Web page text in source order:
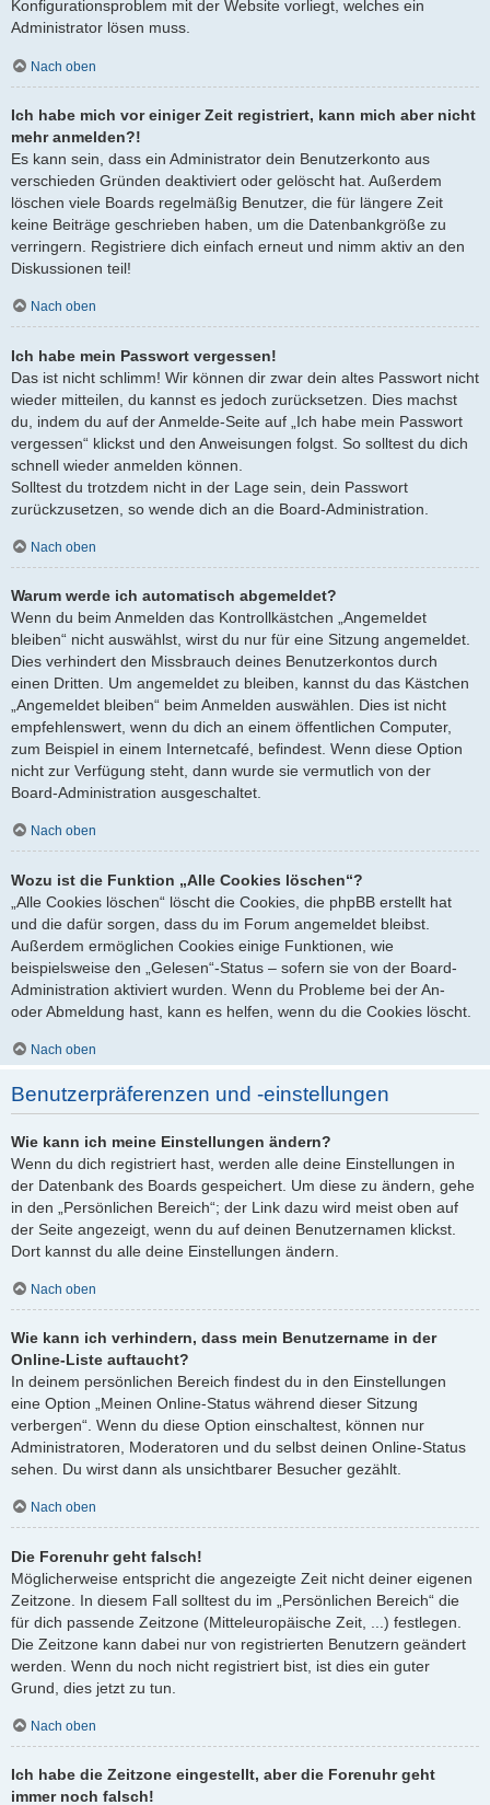
Konfigurationsproblem mit der Website vorliegt, welches ein
Administrator lösen muss.
Nach oben
Ich habe mich vor einiger Zeit registriert, kann mich aber nicht
mehr anmelden?!
Es kann sein, dass ein Administrator dein Benutzerkonto aus
verschieden Gründen deaktiviert oder gelöscht hat. Außerdem
löschen viele Boards regelmäßig Benutzer, die für längere Zeit
keine Beiträge geschrieben haben, um die Datenbankgröße zu
verringern. Registriere dich einfach erneut und nimm aktiv an den
Diskussionen teil!
Nach oben
Ich habe mein Passwort vergessen!
Das ist nicht schlimm! Wir können dir zwar dein altes Passwort nicht
wieder mitteilen, du kannst es jedoch zurücksetzen. Dies machst
du, indem du auf der Anmelde-Seite auf „Ich habe mein Passwort
vergessen“ klickst und den Anweisungen folgst. So solltest du dich
schnell wieder anmelden können.
Solltest du trotzdem nicht in der Lage sein, dein Passwort
zurückzusetzen, so wende dich an die Board-Administration.
Nach oben
Warum werde ich automatisch abgemeldet?
Wenn du beim Anmelden das Kontrollkästchen „Angemeldet
bleiben“ nicht auswählst, wirst du nur für eine Sitzung angemeldet.
Dies verhindert den Missbrauch deines Benutzerkontos durch
einen Dritten. Um angemeldet zu bleiben, kannst du das Kästchen
„Angemeldet bleiben“ beim Anmelden auswählen. Dies ist nicht
empfehlenswert, wenn du dich an einem öffentlichen Computer,
zum Beispiel in einem Internetcafé, befindest. Wenn diese Option
nicht zur Verfügung steht, dann wurde sie vermutlich von der
Board-Administration ausgeschaltet.
Nach oben
Wozu ist die Funktion „Alle Cookies löschen“?
„Alle Cookies löschen“ löscht die Cookies, die phpBB erstellt hat
und die dafür sorgen, dass du im Forum angemeldet bleibst.
Außerdem ermöglichen Cookies einige Funktionen, wie
beispielsweise den „Gelesen“-Status – sofern sie von der Board-
Administration aktiviert wurden. Wenn du Probleme bei der An-
oder Abmeldung hast, kann es helfen, wenn du die Cookies löscht.
Nach oben
Benutzerpräferenzen und -einstellungen
Wie kann ich meine Einstellungen ändern?
Wenn du dich registriert hast, werden alle deine Einstellungen in
der Datenbank des Boards gespeichert. Um diese zu ändern, gehe
in den „Persönlichen Bereich“; der Link dazu wird meist oben auf
der Seite angezeigt, wenn du auf deinen Benutzernamen klickst.
Dort kannst du alle deine Einstellungen ändern.
Nach oben
Wie kann ich verhindern, dass mein Benutzername in der
Online-Liste auftaucht?
In deinem persönlichen Bereich findest du in den Einstellungen
eine Option „Meinen Online-Status während dieser Sitzung
verbergen“. Wenn du diese Option einschaltest, können nur
Administratoren, Moderatoren und du selbst deinen Online-Status
sehen. Du wirst dann als unsichtbarer Besucher gezählt.
Nach oben
Die Forenuhr geht falsch!
Möglicherweise entspricht die angezeigte Zeit nicht deiner eigenen
Zeitzone. In diesem Fall solltest du im „Persönlichen Bereich“ die
für dich passende Zeitzone (Mitteleuropäische Zeit, ...) festlegen.
Die Zeitzone kann dabei nur von registrierten Benutzern geändert
werden. Wenn du noch nicht registriert bist, ist dies ein guter
Grund, dies jetzt zu tun.
Nach oben
Ich habe die Zeitzone eingestellt, aber die Forenuhr geht
immer noch falsch!